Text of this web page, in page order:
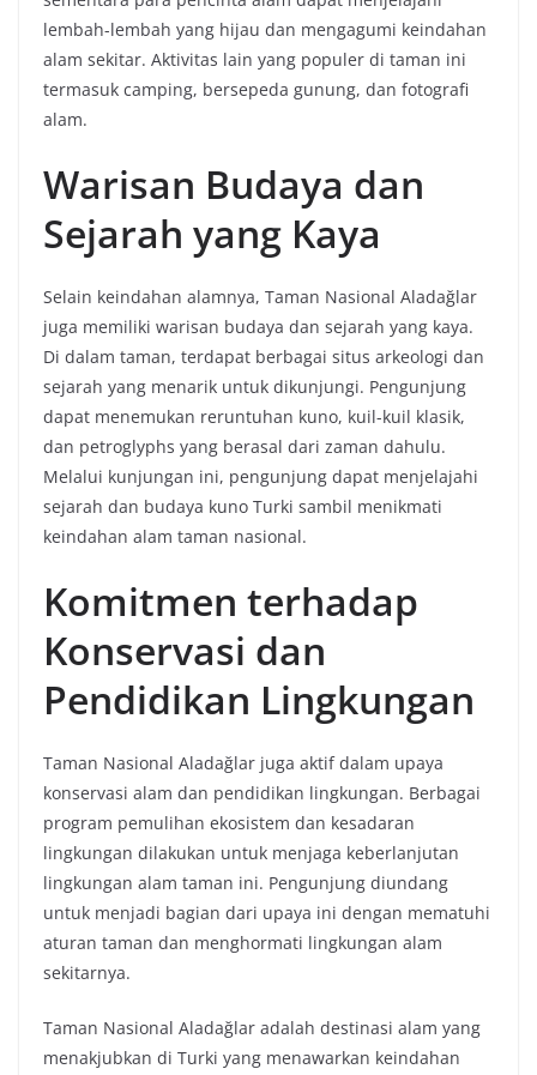
lembah-lembah yang hijau dan mengagumi keindahan
alam sekitar. Aktivitas lain yang populer di taman ini
termasuk camping, bersepeda gunung, dan fotografi
alam.
Warisan Budaya dan
Sejarah yang Kaya
Selain keindahan alamnya, Taman Nasional Aladağlar
juga memiliki warisan budaya dan sejarah yang kaya.
Di dalam taman, terdapat berbagai situs arkeologi dan
sejarah yang menarik untuk dikunjungi. Pengunjung
dapat menemukan reruntuhan kuno, kuil-kuil klasik,
dan petroglyphs yang berasal dari zaman dahulu.
Melalui kunjungan ini, pengunjung dapat menjelajahi
sejarah dan budaya kuno Turki sambil menikmati
keindahan alam taman nasional.
Komitmen terhadap
Konservasi dan
Pendidikan Lingkungan
Taman Nasional Aladağlar juga aktif dalam upaya
konservasi alam dan pendidikan lingkungan. Berbagai
program pemulihan ekosistem dan kesadaran
lingkungan dilakukan untuk menjaga keberlanjutan
lingkungan alam taman ini. Pengunjung diundang
untuk menjadi bagian dari upaya ini dengan mematuhi
aturan taman dan menghormati lingkungan alam
sekitarnya.
Taman Nasional Aladağlar adalah destinasi alam yang
menakjubkan di Turki yang menawarkan keindahan